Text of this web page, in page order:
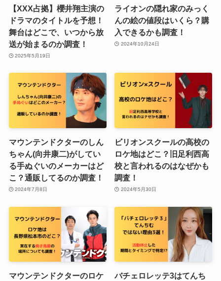
【XXX占拠】櫻井翔主演の
ドラマのタイトルを予想！
舞台はどこで、いつから放
送が始まるのか調査！
2025年5月19日
ライオンの隠れ家のみっく
んの絵の値段はいくら？購
入できるかも調査！
2024年10月24日
マウンテンドクターのしん
ちゃん(向井康二)がしてい
る手ぬぐいのメーカーはど
こ？通販してるのか調査！
2024年7月8日
ビリオンスクールの高校の
ロケ地はどこ？旧足利西高
校と言われるのはなぜかも
調査！
2024年5月30日
マウンテンドクターのロケ
バチェロレッテ3はてんち